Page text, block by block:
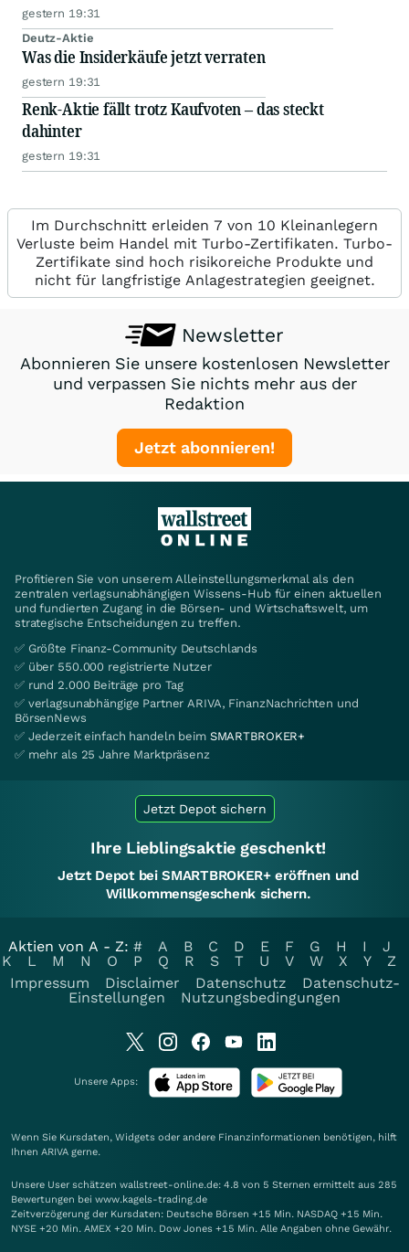
gestern 19:31
Deutz-Aktie
Was die Insiderkäufe jetzt verraten
gestern 19:31
Renk-Aktie fällt trotz Kaufvoten – das steckt
dahinter
gestern 19:31
Im Durchschnitt erleiden 7 von 10 Kleinanlegern
Verluste beim Handel mit Turbo-Zertifikaten. Turbo-
Zertifikate sind hoch risikoreiche Produkte und
nicht für langfristige Anlagestrategien geeignet.
Newsletter
Abonnieren Sie unsere kostenlosen Newsletter
und verpassen Sie nichts mehr aus der
Redaktion
Jetzt abonnieren!
Profitieren Sie von unserem Alleinstellungsmerkmal als den
zentralen verlagsunabhängigen Wissens-Hub für einen aktuellen
und fundierten Zugang in die Börsen- und Wirtschaftswelt, um
strategische Entscheidungen zu treffen.
✅ Größte Finanz-Community Deutschlands
✅ über 550.000 registrierte Nutzer
✅ rund 2.000 Beiträge pro Tag
✅ verlagsunabhängige Partner ARIVA, FinanzNachrichten und
BörsenNews
✅ Jederzeit einfach handeln beim SMARTBROKER+
✅ mehr als 25 Jahre Marktpräsenz
Jetzt Depot sichern
Ihre Lieblingsaktie geschenkt!
Jetzt Depot bei SMARTBROKER+ eröffnen und
Willkommensgeschenk sichern.
Aktien von A - Z: # A B C D E F G H I
J
K
L M N O P Q R S T U V W X Y
Z
Impressum
Disclaimer Datenschutz
Datenschutz-
Einstellungen
Nutzungsbedingungen
Unsere Apps:
Wenn Sie Kursdaten, Widgets oder andere Finanzinformationen benötigen, hilft
Ihnen ARIVA gerne.
Unsere User schätzen wallstreet-online.de: 4.8 von 5 Sternen ermittelt aus 285
Bewertungen bei www.kagels-trading.de
Zeitverzögerung der Kursdaten: Deutsche Börsen +15 Min. NASDAQ +15 Min.
NYSE +20 Min. AMEX +20 Min. Dow Jones +15 Min. Alle Angaben ohne Gewähr.